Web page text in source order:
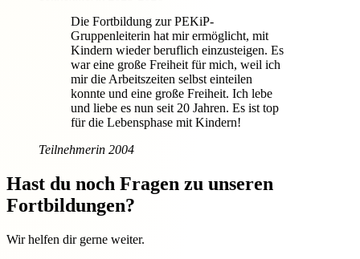
Die Fortbildung zur PEKiP-
Gruppenleiterin hat mir ermöglicht, mit
Kindern wieder beruflich einzusteigen. Es
war eine große Freiheit für mich, weil ich
mir die Arbeitszeiten selbst einteilen
konnte und eine große Freiheit. Ich lebe
und liebe es nun seit 20 Jahren. Es ist top
für die Lebensphase mit Kindern!
Teilnehmerin 2004
Hast du noch Fragen zu unseren
Fortbildungen?
Wir helfen dir gerne weiter.